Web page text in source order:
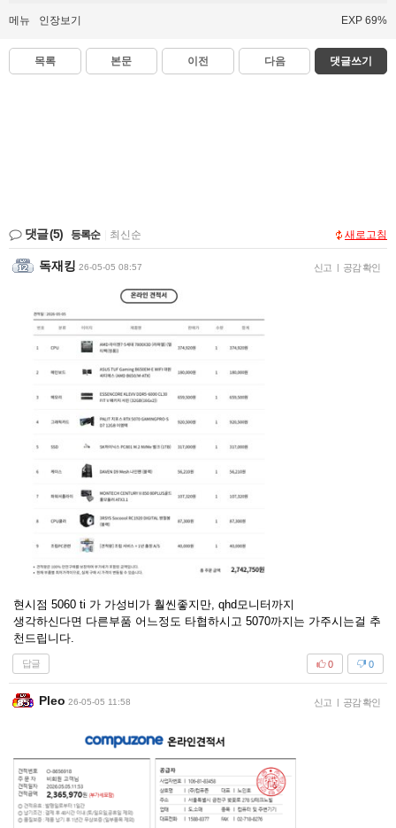
메뉴 인장보기 EXP 69%
목록 본문 이전 다음 댓글쓰기
댓글(5) 등록순 최신순 새로고침
독재킹 26-05-05 08:57 신고 | 공감 확인
현시점 5060 ti 가 가성비가 훨씬좋지만, qhd모니터까지
생각하신다면 다른부품 어느정도 타협하시고 5070까지는 가주시는걸 추
천드립니다.
답글 0
0
Pleo 26-05-05 11:58 신고 | 공감 확인